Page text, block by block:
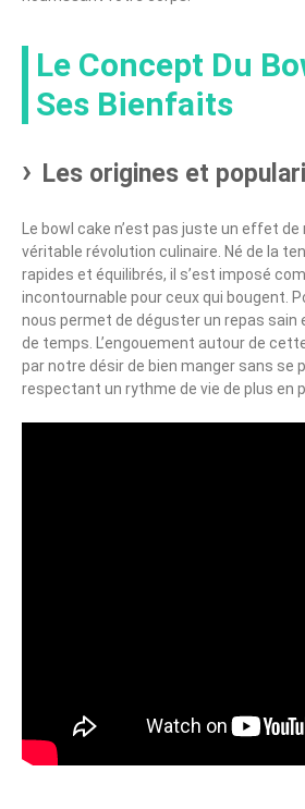
Le Concept Du
Ses Bienfaits
Les origines et
Le bowl cake n’est pas juste un effet de
véritable révolution culinaire. Né de la
rapides et équilibrés, il s’est imposé
incontournable pour ceux qui bougent.
nous permet de déguster un repas sain
de temps. L’engouement autour de
par notre désir de bien manger sans se
respectant un rythme de vie de plus en